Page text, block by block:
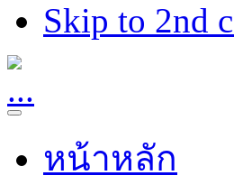
Skip to 2nd
หน้าหลัก